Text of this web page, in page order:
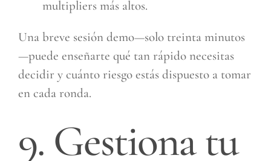
multipliers más altos.
Una breve sesión demo—solo treinta minutos
—puede enseñarte qué tan rápido necesitas
decidir y cuánto riesgo estás dispuesto a tomar
en cada ronda.
9. Gestiona tu